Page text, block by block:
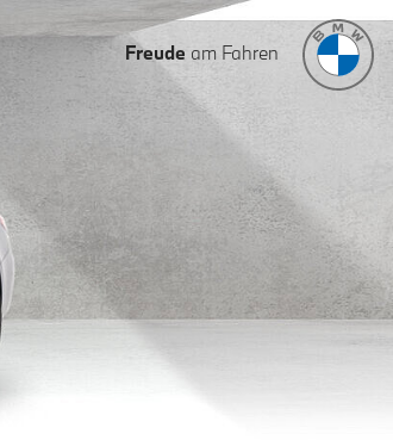
Freude am Fahren